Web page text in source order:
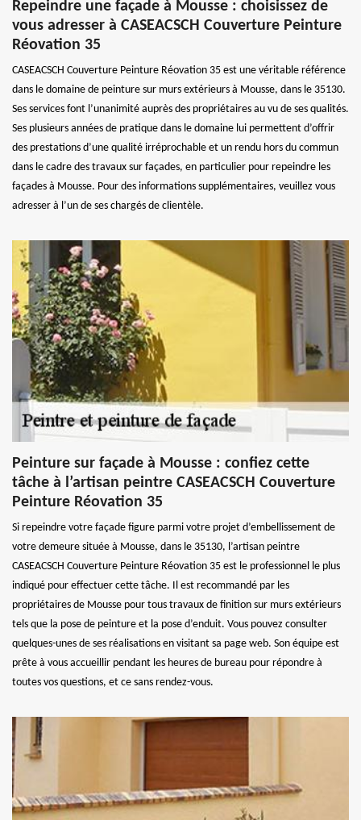
Repeindre une façade à Mousse : choisissez de
vous adresser à CASEACSCH Couverture Peinture
Réovation 35
CASEACSCH Couverture Peinture Réovation 35 est une véritable référence
dans le domaine de peinture sur murs extérieurs à Mousse, dans le 35130.
Ses services font l’unanimité auprès des propriétaires au vu de ses qualités.
Ses plusieurs années de pratique dans le domaine lui permettent d’offrir
des prestations d’une qualité irréprochable et un rendu hors du commun
dans le cadre des travaux sur façades, en particulier pour repeindre les
façades à Mousse. Pour des informations supplémentaires, veuillez vous
adresser à l’un de ses chargés de clientèle.
Peinture sur façade à Mousse : confiez cette
tâche à l’artisan peintre CASEACSCH Couverture
Peinture Réovation 35
Si repeindre votre façade figure parmi votre projet d’embellissement de
votre demeure située à Mousse, dans le 35130, l’artisan peintre
CASEACSCH Couverture Peinture Réovation 35 est le professionnel le plus
indiqué pour effectuer cette tâche. Il est recommandé par les
propriétaires de Mousse pour tous travaux de finition sur murs extérieurs
tels que la pose de peinture et la pose d’enduit. Vous pouvez consulter
quelques-unes de ses réalisations en visitant sa page web. Son équipe est
prête à vous accueillir pendant les heures de bureau pour répondre à
toutes vos questions, et ce sans rendez-vous.